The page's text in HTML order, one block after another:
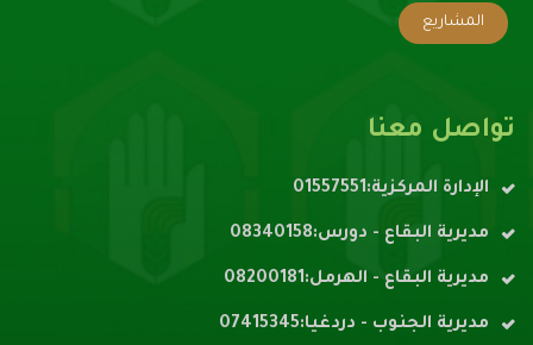
المشاريع
تواصل معنا
الإدارة المركزية:01557551
مديرية البقاع - دورس:08340158
مديرية البقاع - الهرمل:08200181
مديرية الجنوب - دردغيا:07415345